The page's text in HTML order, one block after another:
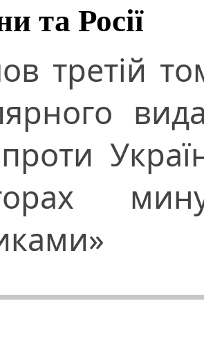
та Росії
третій
проти